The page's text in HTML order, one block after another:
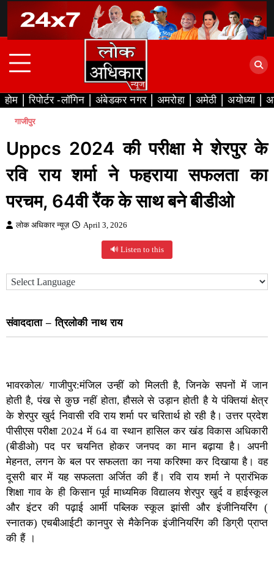
content
होम रिपोर्टर -लॉगिन अंबेडकर नगर अमरोहा अमेठी अयोध्या
गाजीपुर
Uppcs 2024 की परीक्षा मे शेरपुर के
रवि राय शर्मा ने फहराया सफलता का
परचम, 64वी रैंक के साथ बने बीडीओ
लोक अधिकार न्यूज़ April 3, 2026
🔊 Listen to this
संवाददाता – त्रिलोकी नाथ राय
भावरकोल/ गाजीपुर:मंजिल उन्हीं को मिलती है, जिनके सपनों में जान
होती है, पंख से कुछ नहीं होता, हौसले से उड़ान होती है ये पंक्तियां क्षेत्र
के शेरपुर खुर्द निवासी रवि राय शर्मा पर चरितार्थ हो रही है। उत्तर प्रदेश
पीसीएस परीक्षा 2024 में 64 वा स्थान हासिल कर खंड विकास अधिकारी
(बीडीओ) पद पर चयनित होकर जनपद का मान बढ़ाया है। अपनी
मेहनत, लगन के बल पर सफलता का नया करिश्मा कर दिखाया है। वह
दूसरी बार में यह सफलता अर्जित की हैं। रवि राय शर्मा ने प्रारंभिक
शिक्षा गाव के ही किसान पूर्व माध्यमिक विद्यालय शेरपुर खुर्द व हाईस्कूल
और इंटर की पढ़ाई आर्मी पब्लिक स्कूल झांसी और इंजीनियरिंग (
स्नातक) एचबीआईटी कानपुर से मैकेनिक इंजीनियरिंग की डिग्री प्राप्त
की हैं ।